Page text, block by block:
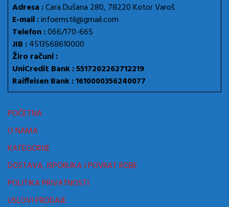
Adresa :Cara Dušana 280, 78220 Kotor Varoš
E-mail :infoemstil@gmail.com
Telefon :066/170-665
JIB :4513568610000
Žiro računi :
UniCredit Bank : 5517202262712219
Raiffeisen Bank : 1610000356240077
POČETNA
O NAMA
KATEGORIJE
DOSTAVA, ISPORUKA I POVRAT ROBE
POLITIKA PRIVATNOSTI
USLOVI PRODAJE